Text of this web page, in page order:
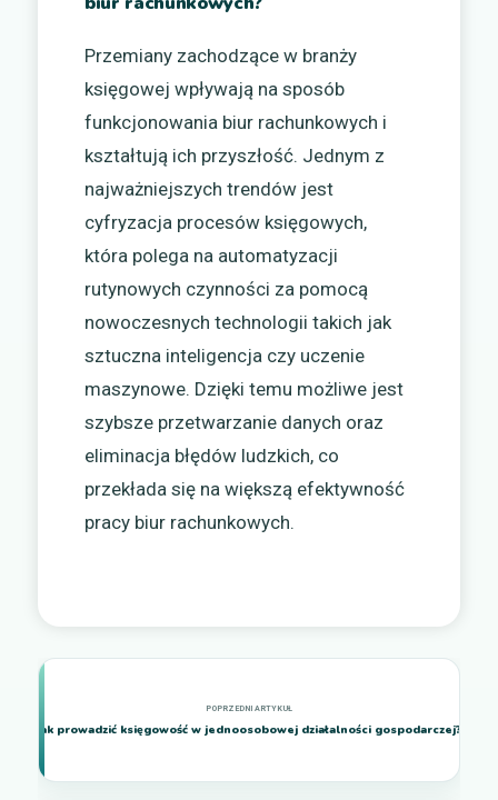
Przemiany zachodzące w branży
księgowej wpływają na sposób
funkcjonowania biur rachunkowych i
kształtują ich przyszłość. Jednym z
najważniejszych trendów jest
cyfryzacja procesów księgowych,
która polega na automatyzacji
rutynowych czynności za pomocą
nowoczesnych technologii takich jak
sztuczna inteligencja czy uczenie
maszynowe. Dzięki temu możliwe jest
szybsze przetwarzanie danych oraz
eliminacja błędów ludzkich, co
przekłada się na większą efektywność
pracy biur rachunkowych.
Jak prowadzić księgowość w jednoosobowej działalności gospodarczej?